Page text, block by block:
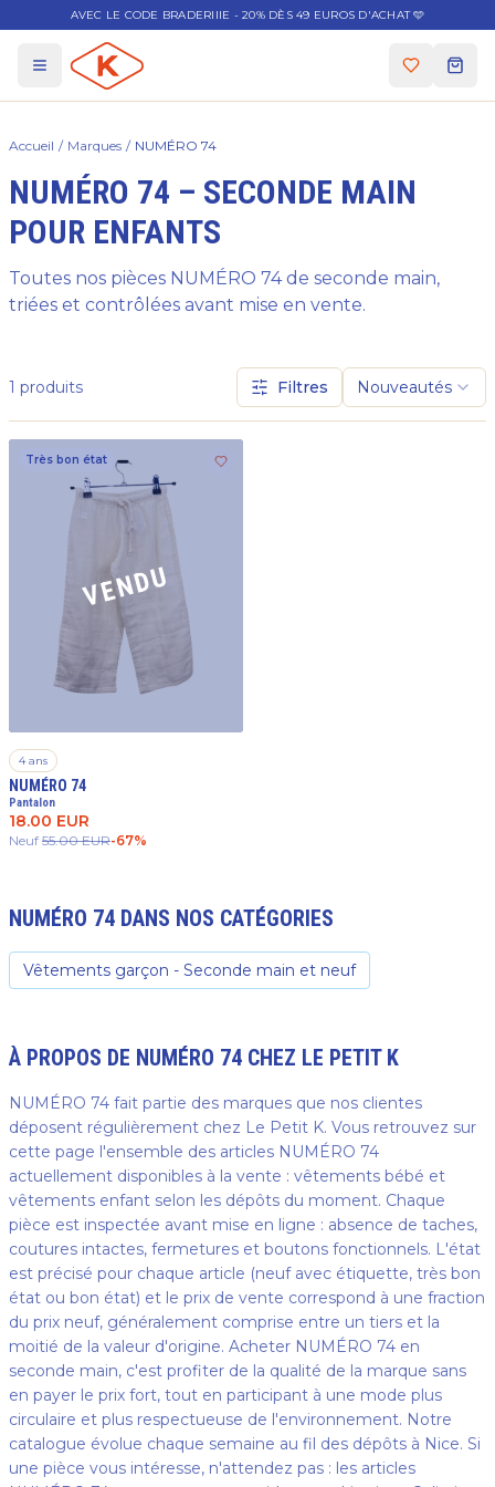
AVEC LE CODE BRADERIIIE - 20% DÈS 49 EUROS D'ACHAT 🩵
Accueil / Marques / NUMÉRO 74
NUMÉRO 74 – SECONDE MAIN
POUR ENFANTS
Toutes nos pièces NUMÉRO 74 de seconde main,
triées et contrôlées avant mise en vente.
1 produits Filtres Nouveautés
Très bon état
VENDU
4 ans
NUMÉRO 74
Pantalon
18.00 EUR
Neuf 55.00 EUR-67%
NUMÉRO 74 DANS NOS CATÉGORIES
Vêtements garçon - Seconde main et neuf
À PROPOS DE NUMÉRO 74 CHEZ LE PETIT K
NUMÉRO 74 fait partie des marques que nos clientes
déposent régulièrement chez Le Petit K. Vous retrouvez sur
cette page l'ensemble des articles NUMÉRO 74
actuellement disponibles à la vente : vêtements bébé et
vêtements enfant selon les dépôts du moment. Chaque
pièce est inspectée avant mise en ligne : absence de taches,
coutures intactes, fermetures et boutons fonctionnels. L'état
est précisé pour chaque article (neuf avec étiquette, très bon
état ou bon état) et le prix de vente correspond à une fraction
du prix neuf, généralement comprise entre un tiers et la
moitié de la valeur d'origine. Acheter NUMÉRO 74 en
seconde main, c'est profiter de la qualité de la marque sans
en payer le prix fort, tout en participant à une mode plus
circulaire et plus respectueuse de l'environnement. Notre
catalogue évolue chaque semaine au fil des dépôts à Nice. Si
une pièce vous intéresse, n'attendez pas : les articles